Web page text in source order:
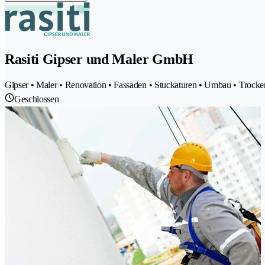
Rasiti Gipser und Maler GmbH
Gipser • Maler • Renovation • Fassaden • Stuckaturen • Umbau •
Geschlossen